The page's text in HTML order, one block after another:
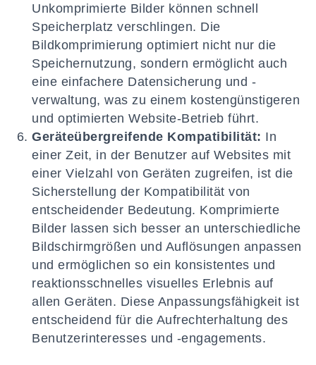
Unkomprimierte Bilder können schnell
Speicherplatz verschlingen. Die
Bildkomprimierung optimiert nicht nur die
Speichernutzung, sondern ermöglicht auch
eine einfachere Datensicherung und -
verwaltung, was zu einem kostengünstigeren
und optimierten Website-Betrieb führt.
Geräteübergreifende Kompatibilität: In
einer Zeit, in der Benutzer auf Websites mit
einer Vielzahl von Geräten zugreifen, ist die
Sicherstellung der Kompatibilität von
entscheidender Bedeutung. Komprimierte
Bilder lassen sich besser an unterschiedliche
Bildschirmgrößen und Auflösungen anpassen
und ermöglichen so ein konsistentes und
reaktionsschnelles visuelles Erlebnis auf
allen Geräten. Diese Anpassungsfähigkeit ist
entscheidend für die Aufrechterhaltung des
Benutzerinteresses und -engagements.